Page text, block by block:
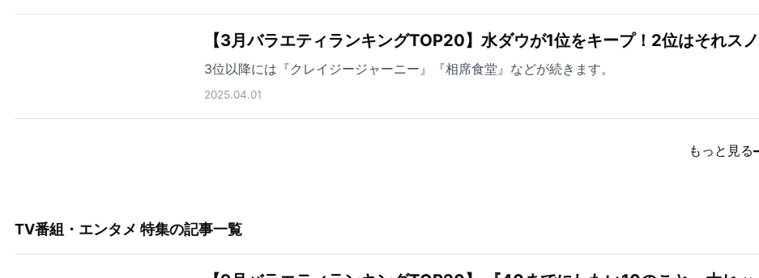
【3月バラエティランキングTOP20】水ダウが1位をキープ！2位はそれスノ
3位以降には『クレイジージャーニー』『相席食堂』などが続きます。
2025.04.01
もっと見る
TV番組・エンタメ 特集の記事一覧